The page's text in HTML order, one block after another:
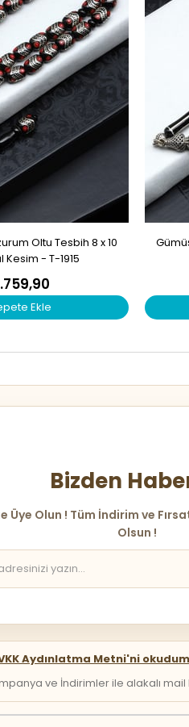
Oltu Tesbih 8 x 10
Kesim - T-1915
Ekle
Bizden
Üye Olun ! Tüm İndirim ve
Olsun !
Aydınlatma Metni'ni
ve İndirimler ile alakalı mail